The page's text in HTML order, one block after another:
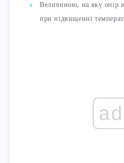
Величиною, на яку опір
при підвищенні
ad